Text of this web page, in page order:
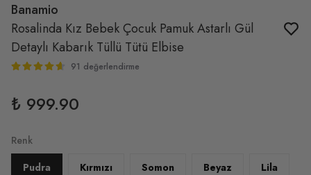
Banamio
Rosalinda Kız Bebek Çocuk Pamuk Astarlı Gül
Detaylı Kabarık Tüllü Tütü Elbise
91 değerlendirme
₺ 999.90
Renk
Pudra
Kırmızı Somon Beyaz Lila